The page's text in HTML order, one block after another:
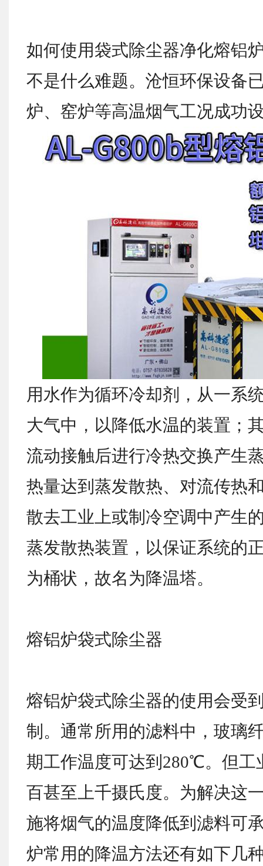
如何使用袋式除尘器净化熔铝
不是什么难题。沧恒环保设备
炉、窑炉等高温烟气工况成功
用水作为循环冷却剂，从一系
大气中，以降低水温的装置；
流动接触后进行冷热交换产生
热量达到蒸发散热、对流传热
散去工业上或制冷空调中产生
蒸发散热装置，以保证系统的
为桶状，故名为降温塔。
熔铝炉袋式除尘器
熔铝炉袋式除尘器的使用会受
制。通常所用的滤料中，玻璃
期工作温度可达到280℃。但工
百甚至上千摄氏度。为解决这
施将烟气的温度降低到滤料可
炉常用的降温方法还有如下几